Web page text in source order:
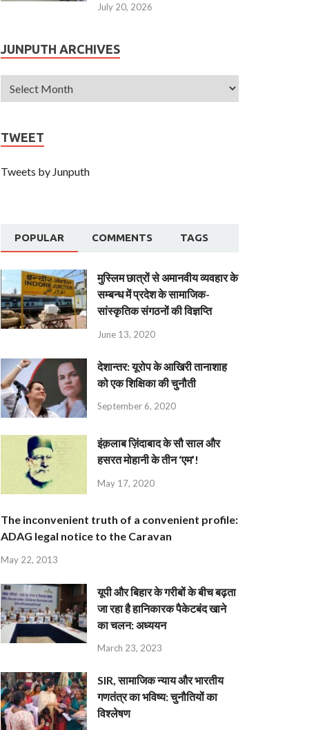
July 20, 2026
JUNPUTH ARCHIVES
TWEET
Tweets by Junputh
POPULAR COMMENTS TAGS
मुस्लिम छात्रों से अमानवीय व्यवहार के
सम्बन्ध में प्रदेश के सामाजिक-
सांस्कृतिक संगठनों की विज्ञप्ति
June 13, 2020
देशान्‍तर: यूरोप के आखिरी तानाशाह
को एक शिक्षिका की चुनौती
September 6, 2020
इंक़लाब ज़िंदाबाद के सौ साल और
हसरत मोहानी के तीन ‘एम’!
May 17, 2020
The inconvenient truth of a convenient profile:
ADAG legal notice to the Caravan
May 22, 2013
यूपी और बिहार के गरीबों के बीच बढ़ता
जा रहा है हानिकारक पैकेटबंद खाने
का चलन: अध्ययन
March 23, 2023
SIR, सामाजिक न्याय और भारतीय
गणतंत्र का भविष्य: चुनौतियों का
विश्लेषण